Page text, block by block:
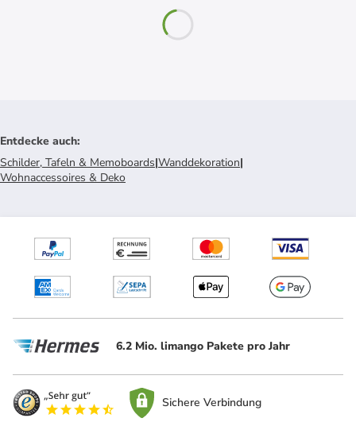
Entdecke auch:
Schilder, Tafeln & Memoboards|Wanddekoration|
Wohnaccessoires & Deko
6.2 Mio. limango Pakete pro Jahr
Sichere Verbindung